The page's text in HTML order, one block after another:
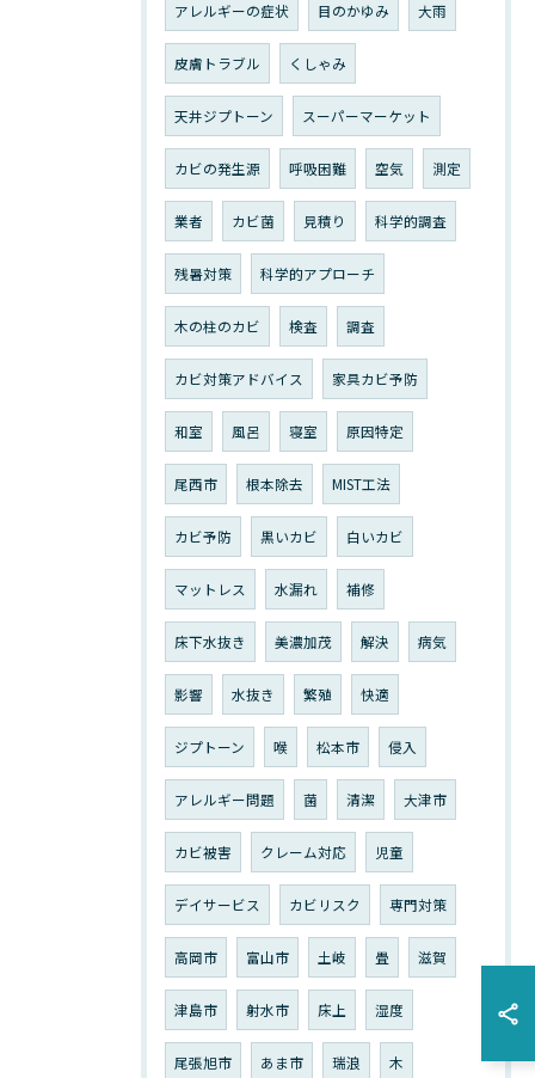
アレルギーの症状 目のかゆみ 大雨
皮膚トラブル くしゃみ
天井ジプトーン スーパーマーケット
カビの発生源 呼吸困難 空気 測定
業者 カビ菌 見積り 科学的調査
残暑対策 科学的アプローチ
木の柱のカビ 検査 調査
カビ対策アドバイス 家具カビ予防
和室 風呂 寝室 原因特定
尾西市 根本除去 MIST工法
カビ予防 黒いカビ 白いカビ
マットレス 水漏れ 補修
床下水抜き 美濃加茂 解決 病気
影響 水抜き 繁殖 快適
ジプトーン 喉 松本市 侵入
アレルギー問題 菌 清潔 大津市
カビ被害 クレーム対応 児童
デイサービス カビリスク 専門対策
高岡市 富山市 土岐 畳 滋賀
津島市 射水市 床上 湿度
尾張旭市 あま市 瑞浪 木